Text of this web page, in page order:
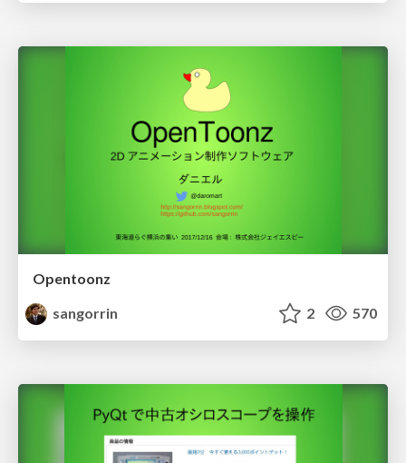
Opentoonz
sangorrin
2 570